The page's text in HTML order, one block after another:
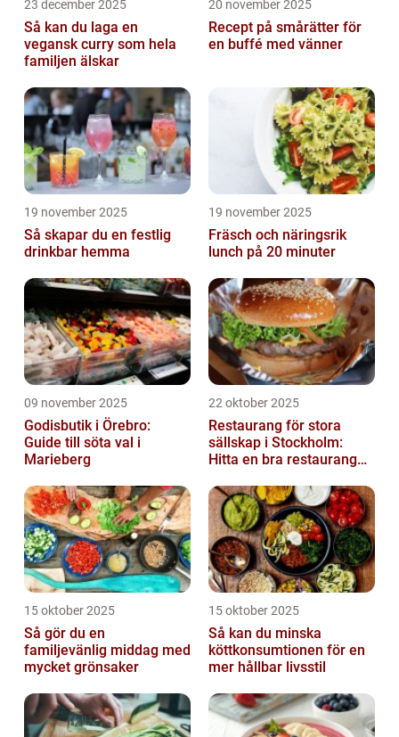
23 december 2025
Så kan du laga en
vegansk curry som hela
familjen älskar
20 november 2025
Recept på smårätter för
en buffé med vänner
19 november 2025
Så skapar du en festlig
drinkbar hemma
19 november 2025
Fräsch och näringsrik
lunch på 20 minuter
09 november 2025
Godisbutik i Örebro:
Guide till söta val i
Marieberg
22 oktober 2025
Restaurang för stora
sällskap i Stockholm:
Hitta en bra restaurang
15 oktober 2025
Så gör du en
familjevänlig middag med
mycket grönsaker
15 oktober 2025
Så kan du minska
köttkonsumtionen för en
mer hållbar livsstil